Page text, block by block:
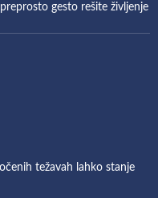
gesto rešite življenje
težavah lahko stanje